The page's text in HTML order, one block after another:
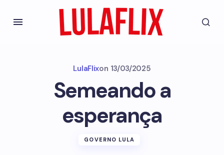
LulaFlixon 13/03/2025
Semeando a
esperança
GOVERNO LULA